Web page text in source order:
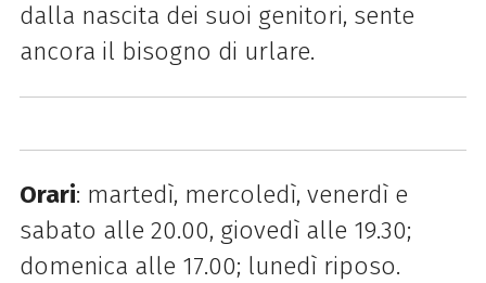
dalla nascita dei suoi genitori, sente
ancora il bisogno di urlare.
Orari: martedì, mercoledì, venerdì e
sabato alle 20.00, giovedì alle 19.30;
domenica alle 17.00; lunedì riposo.